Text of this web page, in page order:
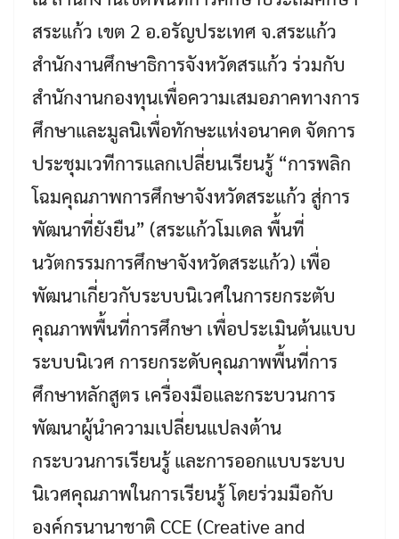
สระแก้ว เขต 2 อ.อรัญประเทศ จ.สระแก้ว
สำนักงานศึกษาธิการจังหวัดสรแก้ว ร่วมกับ
สำนักงานกองทุนเพื่อความเสมอภาคทางการ
ศึกษาและมูลนิเพื่อทักษะแห่งอนาคด จัดการ
ประชุมเวทีการแลกเปลี่ยนเรียนรู้ “การพลิก
โฉมคุณภาพการศึกษาจังหวัดสระแก้ว สู่การ
พัฒนาที่ยังยืน” (สระแก้วโมเดล พื้นที่
นวัตกรรมการศึกษาจังหวัดสระแก้ว) เพื่อ
พัฒนาเกี่ยวกับระบบนิเวศในการยกระตับ
คุณภาพพื้นที่การศึกษา เพื่อประเมินต้นแบบ
ระบบนิเวศ การยกระดับคุณภาพพื้นที่การ
ศึกษาหลักสูตร เครื่องมือและกระบวนการ
พัฒนาผู้นำความเปลี่ยนแปลงต้าน
กระบวนการเรียนรู้ และการออกแบบระบบ
นิเวศคุณภาพในการเรียนรู้ โดยร่วมมือกับ
องค์กรนานาชาติ CCE (Creative and